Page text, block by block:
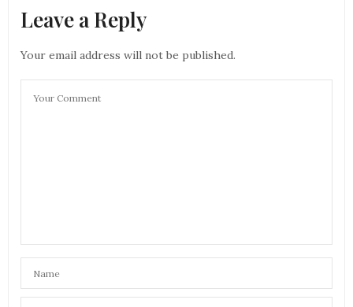
Leave a Reply
Your email address will not be published.